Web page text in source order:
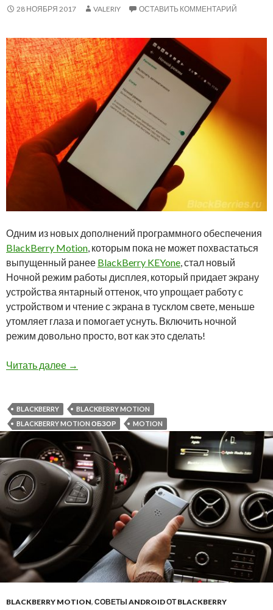
28 НОЯБРЯ 2017 VALERIY ОСТАВИТЬ КОММЕНТАРИЙ
Одним из новых дополнений программного обеспечения
BlackBerry Motion, которым пока не может похвастаться
выпущенный ранее BlackBerry KEYone, стал новый
Ночной режим работы дисплея, который придает экрану
устройства янтарный оттенок, что упрощает работу с
устройством и чтение с экрана в тусклом свете, меньше
утомляет глаза и помогает уснуть. Включить ночной
режим довольно просто, вот как это сделать!
Читать далее Как использовать ночной режим экрана на
→
BLACKBERRY
BLACKBERRY MOTION
BLACKBERRY MOTION ОБЗОР
MOTION
BLACKBERRY MOTION, СОВЕТЫ ANDROID ОТ BLACKBERRY